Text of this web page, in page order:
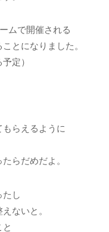
ムで開催される
とになりました。
定）
らえるように
らだめだよ。
たし
ないと。